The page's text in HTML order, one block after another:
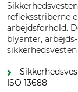
refleksstriberne
arbejdsforhold.
blyanter,
ISO 13688